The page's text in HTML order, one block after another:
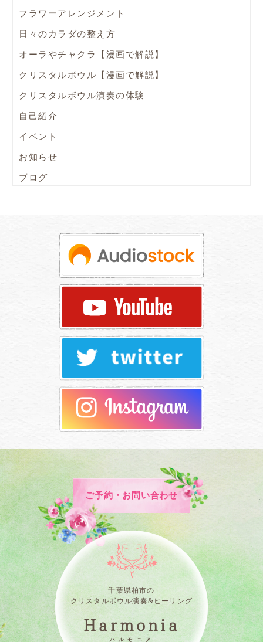
フラワーアレンジメント
日々のカラダの整え方
オーラやチャクラ【漫画で解説】
クリスタルボウル【漫画で解説】
クリスタルボウル演奏の体験
自己紹介
イベント
お知らせ
ブログ
ご予約・お問い合わせ
千葉県柏市の
クリスタルボウル演奏&ヒーリング
Harmonia
ハルモニア